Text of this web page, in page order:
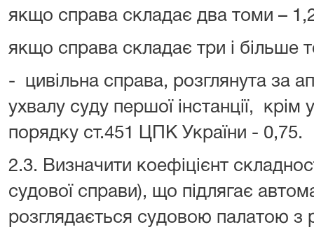
якщо справа складає два томи –
якщо справа складає три і більше
- цивільна справа, розглянута за
ухвалу суду першої інстанції, крім
порядку ст.451 ЦПК України - 0,75.
2.3. Визначити коефіцієнт
судової справи), що підлягає
розглядається судовою палатою з